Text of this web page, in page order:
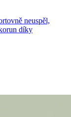
neuspěl,
díky